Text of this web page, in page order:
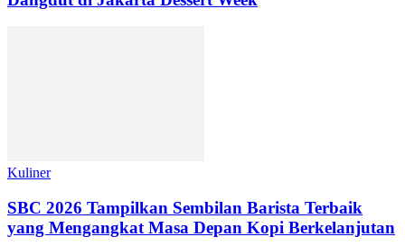
Kuliner
SBC 2026 Tampilkan Sembilan Barista Terbaik
yang Mengangkat Masa Depan Kopi Berkelanjutan